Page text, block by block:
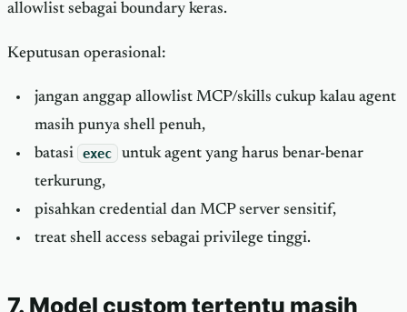
allowlist sebagai boundary keras.
Keputusan operasional:
jangan anggap allowlist MCP/skills cukup kalau agent
masih punya shell penuh,
batasi
exec
untuk agent yang harus benar-benar
terkurung,
pisahkan credential dan MCP server sensitif,
treat shell access sebagai privilege tinggi.
7. Model custom tertentu masih